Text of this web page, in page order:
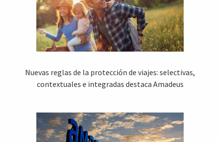
Nuevas reglas de la protección de viajes: selectivas,
contextuales e integradas destaca Amadeus